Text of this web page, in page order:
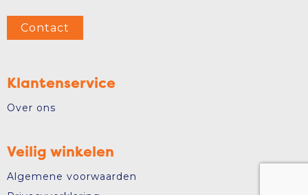
Contact
Klantenservice
Over ons
Veilig winkelen
Algemene voorwaarden